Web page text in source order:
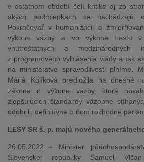
v ostatnom období čelí kritike aj zo
akých podmienkach sa nachádzajú
Pokračovať v humanizácii a
výkone väzby a vo výkone trestu v
vnútroštátnych a medzinárodných
z programového vyhlásenia vlády a tak
na ministerstve spravodlivosti plníme.
Mária Kolíková predložila na dnešné
zákona o výkone väzby, ktorá
zlepšujúcich štandardy väzobne
odobrili, definitívne o ňom rozhodne
LESY SR š. p. majú nového
26.05.2022 - Minister
Slovenskej republiky Samuel